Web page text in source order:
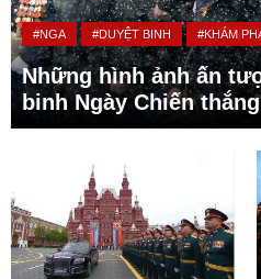
#NGA #DUYỆT BINH #KHÁM
Những hình ảnh ấn
binh Ngày Chiến